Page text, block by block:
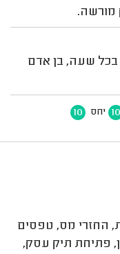
מורשה.
בכל שעה, בן אדם
10 יחס 10
החזרי מס, טפסים
פתיחת תיק עסק,